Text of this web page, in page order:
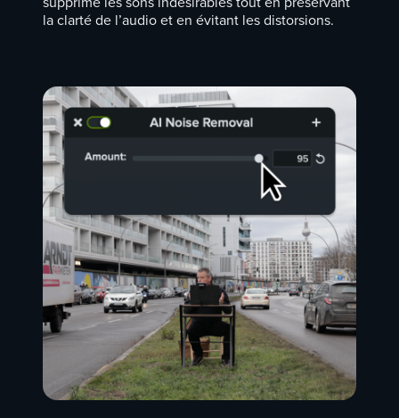
la clarté de l’audio et en évitant les distorsions.